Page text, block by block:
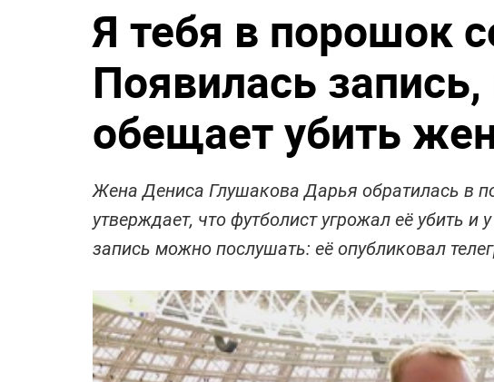
Я тебя в порошок
Появилась
обещает убить
Жена Дениса Глушакова Дарья обратилась в
утверждает, что футболист угрожал её убить и
запись можно послушать: её опубликовал